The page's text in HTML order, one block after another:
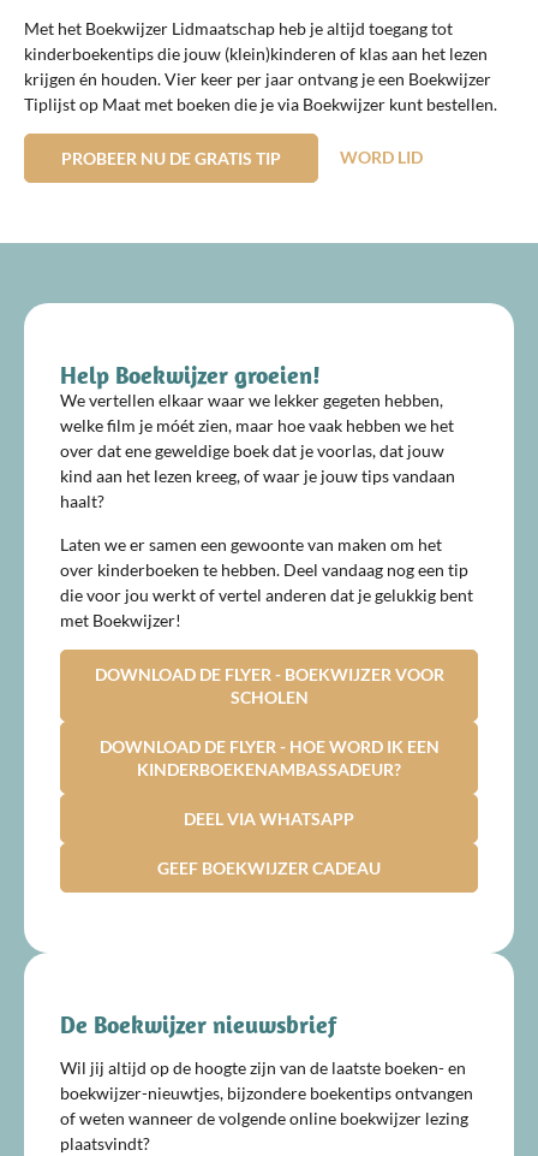
Met het Boekwijzer Lidmaatschap heb je altijd toegang tot
kinderboekentips die jouw (klein)kinderen of klas aan het lezen
krijgen én houden. Vier keer per jaar ontvang je een Boekwijzer
Tiplijst op Maat met boeken die je via Boekwijzer kunt bestellen.
PROBEER NU DE GRATIS TIP WORD LID
Help Boekwijzer groeien!
We vertellen elkaar waar we lekker gegeten hebben,
welke film je móét zien, maar hoe vaak hebben we het
over dat ene geweldige boek dat je voorlas, dat jouw
kind aan het lezen kreeg, of waar je jouw tips vandaan
haalt?
Laten we er samen een gewoonte van maken om het
over kinderboeken te hebben. Deel vandaag nog een tip
die voor jou werkt of vertel anderen dat je gelukkig bent
met Boekwijzer!
DOWNLOAD DE FLYER - BOEKWIJZER VOOR
SCHOLEN
DOWNLOAD DE FLYER - HOE WORD IK EEN
KINDERBOEKENAMBASSADEUR?
DEEL VIA WHATSAPP
GEEF BOEKWIJZER CADEAU
De Boekwijzer nieuwsbrief
Wil jij altijd op de hoogte zijn van de laatste boeken- en
boekwijzer-nieuwtjes, bijzondere boekentips ontvangen
of weten wanneer de volgende online boekwijzer lezing
plaatsvindt?